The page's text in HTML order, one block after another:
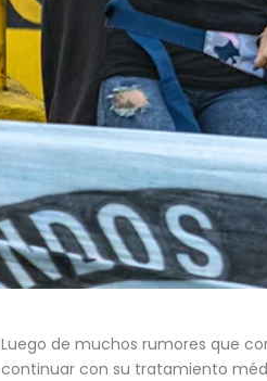
Luego de muchos rumores que
continuar con su tratamiento